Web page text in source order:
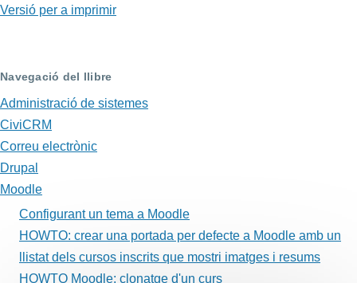
clonatge
curs
Versió per a imprimir
Navegació del llibre
Administració de sistemes
CiviCRM
Correu electrònic
Drupal
Moodle
Configurant un tema a Moodle
HOWTO: crear una portada per defecte a Moodle amb un
llistat dels cursos inscrits que mostri imatges i resums
HOWTO Moodle: clonatge d'un curs